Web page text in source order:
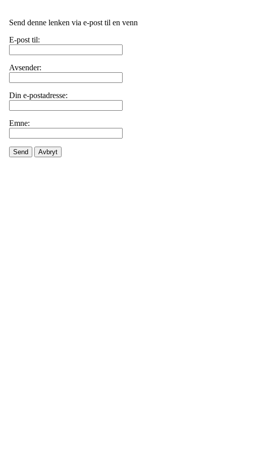
Send denne lenken via e-post til en venn
E-post til:
Avsender:
Din e-postadresse:
Emne:
Send Avbryt